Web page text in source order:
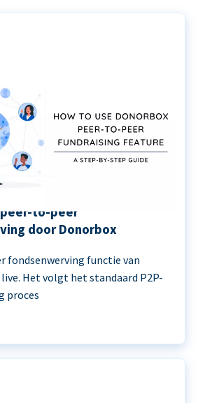
to-peer
door Donorbox
fondsenwerving functie van
Het volgt het standaard P2P-
proces